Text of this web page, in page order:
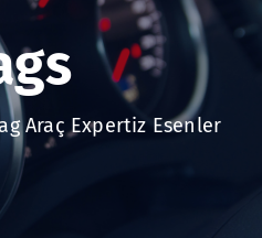
Araç Expertiz Esenler